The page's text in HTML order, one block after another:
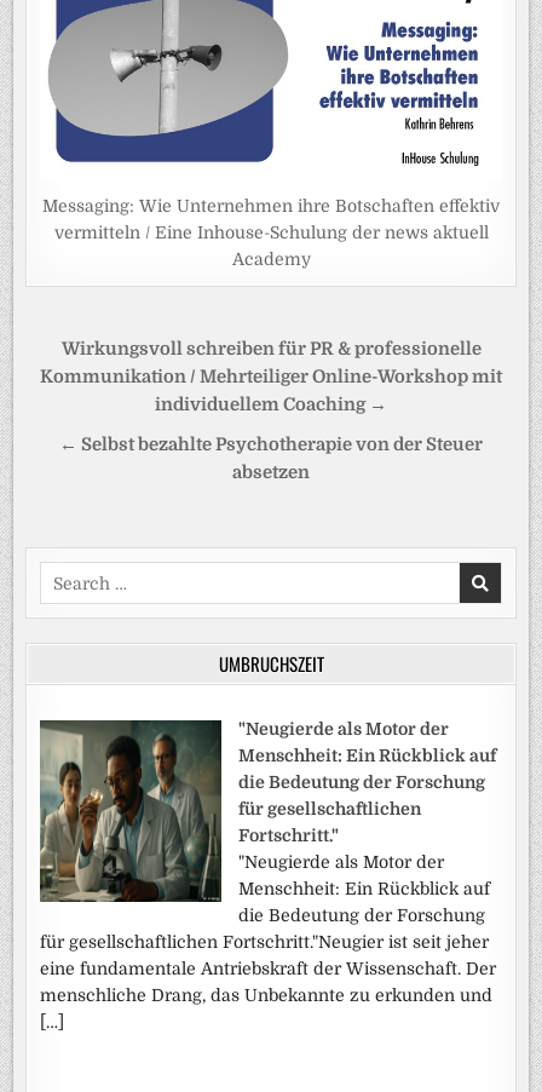
Messaging: Wie Unternehmen ihre Botschaften effektiv
vermitteln / Eine Inhouse-Schulung der news aktuell
Academy
Beitragsnavigation
Wirkungsvoll schreiben für PR & professionelle
Kommunikation / Mehrteiliger Online-Workshop mit
individuellem Coaching →
← Selbst bezahlte Psychotherapie von der Steuer
absetzen
Search
for:
UMBRUCHSZEIT
"Neugierde als Motor der
Menschheit: Ein Rückblick auf
die Bedeutung der Forschung
für gesellschaftlichen
Fortschritt."
"Neugierde als Motor der
Menschheit: Ein Rückblick auf
die Bedeutung der Forschung
für gesellschaftlichen Fortschritt."Neugier ist seit jeher
eine fundamentale Antriebskraft der Wissenschaft. Der
menschliche Drang, das Unbekannte zu erkunden und
[…]